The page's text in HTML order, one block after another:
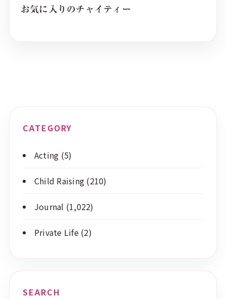
お気に入りのチャイティー
CATEGORY
Acting (5)
Child Raising (210)
Journal (1,022)
Private Life(2)
SEARCH